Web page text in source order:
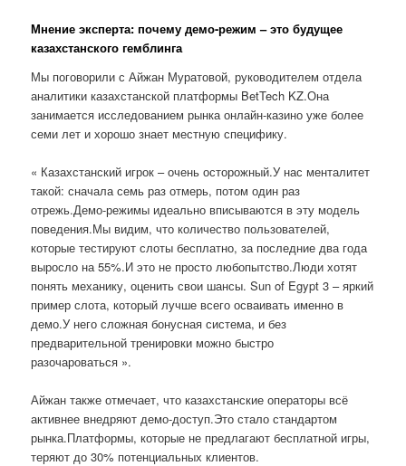
Мнение эксперта: почему демо-режим – это будущее
казахстанского гемблинга
Мы поговорили с Айжан Муратовой, руководителем отдела
аналитики казахстанской платформы BetTech KZ.Она
занимается исследованием рынка онлайн-казино уже более
семи лет и хорошо знает местную специфику.
« Казахстанский игрок – очень осторожный.У нас менталитет
такой: сначала семь раз отмерь, потом один раз
отрежь.Демо-режимы идеально вписываются в эту модель
поведения.Мы видим, что количество пользователей,
которые тестируют слоты бесплатно, за последние два года
выросло на 55%.И это не просто любопытство.Люди хотят
понять механику, оценить свои шансы. Sun of Egypt 3 – яркий
пример слота, который лучше всего осваивать именно в
демо.У него сложная бонусная система, и без
предварительной тренировки можно быстро
разочароваться ».
Айжан также отмечает, что казахстанские операторы всё
активнее внедряют демо-доступ.Это стало стандартом
рынка.Платформы, которые не предлагают бесплатной игры,
теряют до 30% потенциальных клиентов.